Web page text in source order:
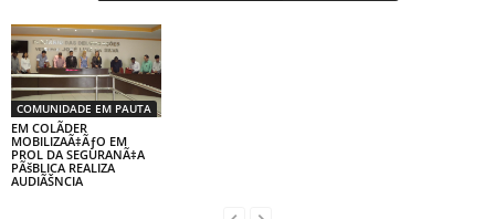
COMUNIDADE EM PAUTA
EM COLÃDER
MOBILIZAÃ‡ÃƒO EM
PROL DA SEGURANÃ‡A
PÃšBLICA REALIZA
AUDIÃŠNCIA